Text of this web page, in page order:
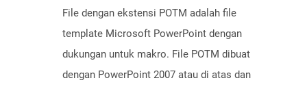
File dengan ekstensi POTM adalah file
template Microsoft PowerPoint dengan
dukungan untuk makro. File POTM dibuat
dengan PowerPoint 2007 atau di atas dan